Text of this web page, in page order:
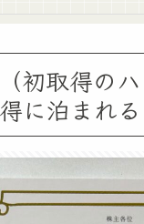
初取得の
に泊まれ